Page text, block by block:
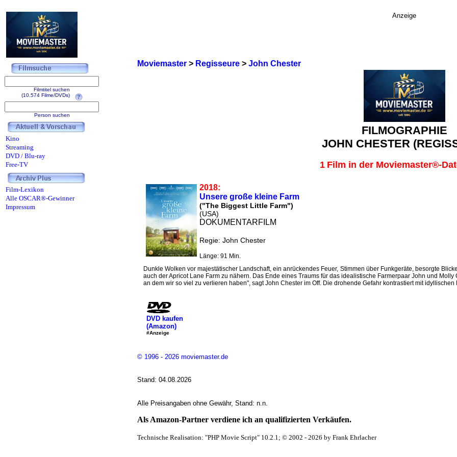
Moviemaster> Regisseure> John Chester
FILMOGRAPHIE
JOHN CHESTER
1 Film in der Moviemaster®-
2018:
Unsere große kleine Farm
("The Biggest Little Farm")
(USA)
DOKUMENTARFILM
Regie: John Chester
Länge: 91 Min.
Dunkle Wolken vor majestätischer Landschaft, ein anrückendes Feuer, Stimmen über Funkgeräte, besorgte
auch der Apricot Lane Farm zu nähern. Das Ende eines Traums für das idealistische Farmerpaar John und
an dem wir so viel zu verlieren haben", sagt John Chester im Off. Die drohende Gefahr kontrastiert mit
DVD kaufen
(Amazon)
#Anzeige
© 1996 - 2026 moviemaster.de
Stand: 04.08.2026
Alle Preisangaben ohne Gewähr, Stand: n.n.
Als Amazon-Partner verdiene ich an qualifizierten Verkäufen.
Technische Realisation: "PHP Movie Script" 10.2.1; © 2002 - 2026 by Frank Ehrlacher
Anzeige
Filmtitel suchen
(10.574 Filme/DVDs)
Person suchen
Kino
Streaming
DVD / Blu-ray
Free-TV
Film-Lexikon
Alle OSCAR®-Gewinner
Impressum